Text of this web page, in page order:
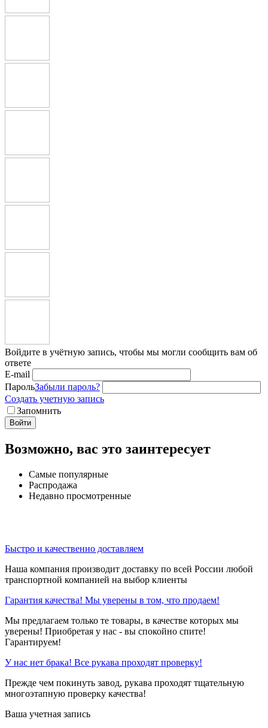
Войдите в учётную запись, чтобы мы могли сообщить вам об
ответе
E-mail
ПарольЗабыли пароль?
Создать учетную запись
Запомнить
Войти
Возможно, вас это заинтересует
Самые популярные
Распродажа
Недавно просмотренные
Быстро и качественно доставляем
Наша компания производит доставку по всей России любой
транспортной компанией на выбор клиенты
Гарантия качества! Мы уверены в том, что продаем!
Мы предлагаем только те товары, в качестве которых мы
уверены! Приобретая у нас - вы спокойно спите!
Гарантируем!
У нас нет брака! Все рукава проходят проверку!
Прежде чем покинуть завод, рукава проходят тщательную
многоэтапную проверку качества!
Ваша учетная запись